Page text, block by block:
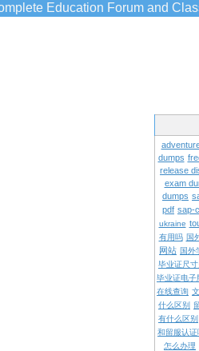
Education Forum and
dumps
release
exam
dumps
pdf sap-
ukraine
有用吗 国
网站 国外
毕业证尺
毕业证电子
在线查询
什么区别
有什么区别
和留服认
怎么办理